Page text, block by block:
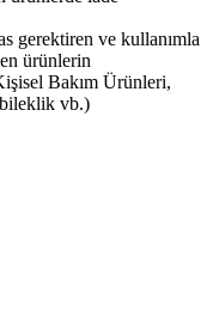
gerektiren ve kullanımla
ürünlerin
Bakım Ürünleri,
vb.)